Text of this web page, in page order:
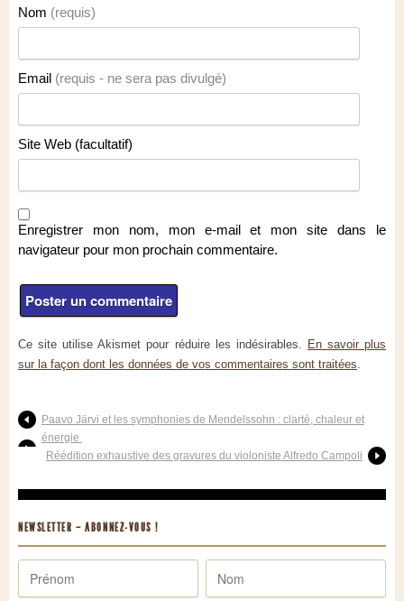
Nom (requis)
Email (requis - ne sera pas divulgé)
Site Web (facultatif)
Enregistrer mon nom, mon e-mail et mon site dans le
navigateur pour mon prochain commentaire.
Ce site utilise Akismet pour réduire les indésirables. En savoir plus
sur la façon dont les données de vos commentaires sont traitées.
Paavo Järvi et les symphonies de Mendelssohn : clarté, chaleur et
énergie
Réédition exhaustive des gravures du violoniste Alfredo Campoli
NEWSLETTER – ABONNEZ-VOUS !